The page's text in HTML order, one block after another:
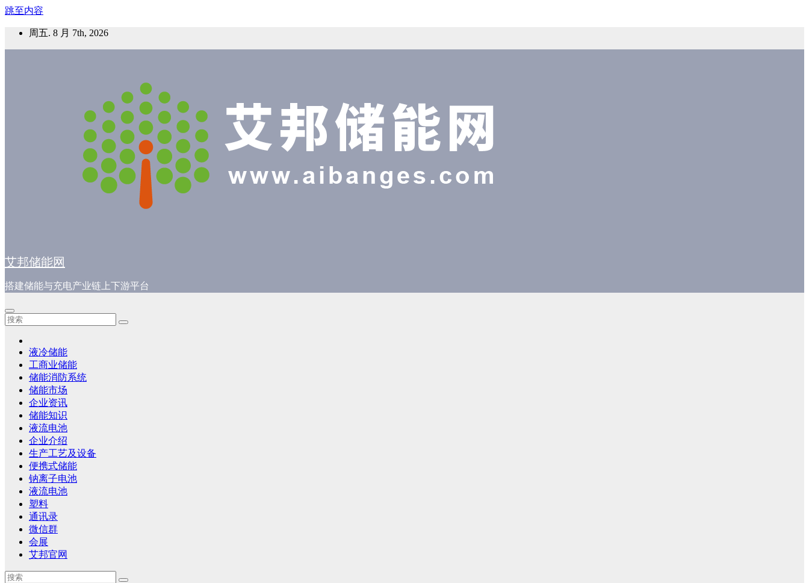
跳至内容
周五. 8 月 7th, 2026
艾邦储能网
搭建储能与充电产业链上下游平台
液冷储能
工商业储能
储能消防系统
储能市场
企业资讯
储能知识
液流电池
企业介绍
生产工艺及设备
便携式储能
钠离子电池
液流电池
塑料
通讯录
微信群
会展
艾邦官网